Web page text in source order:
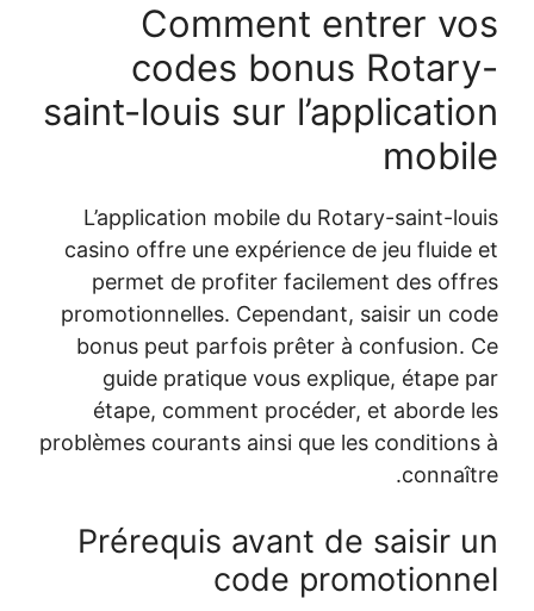
Comment entrer
codes bonus
saint-louis sur
L’application mobile du Rotary-saint-
casino offre une expérience de jeu
permet de profiter facilement des
promotionnelles. Cependant, saisir un
bonus peut parfois prêter à confusion.
guide pratique vous explique, étape
étape, comment procéder, et aborde
problèmes courants ainsi que les
Prérequis avant de saisir
code